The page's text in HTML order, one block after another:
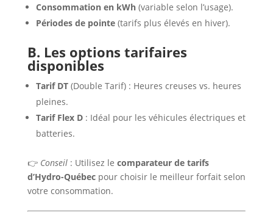
Consommation en kWh(variable selon l’usage).
Périodes de pointe(tarifs plus élevés en hiver).
B. Les options tarifaires
disponibles
Tarif DT(Double Tarif) : Heures creuses vs. heures
pleines.
Tarif Flex D: Idéal pour les véhicules électriques et
batteries.
👉 Conseil: Utilisez le comparateur de tarifs
d’Hydro-Québecpour choisir le meilleur forfait selon
votre consommation.